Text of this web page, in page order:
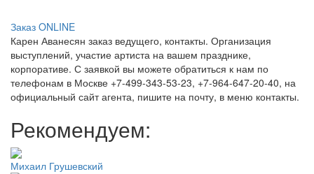
Заказ ONLINE
Карен Аванесян заказ ведущего, контакты. Организация
выступлений, участие артиста на вашем празднике,
корпоративе. С заявкой вы можете обратиться к нам по
телефонам в Москве +7-499-343-53-23, +7-964-647-20-40, на
официальный сайт агента, пишите на почту, в меню контакты.
Рекомендуем:
Михаил Грушевский